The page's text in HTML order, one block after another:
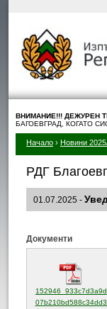
ВНИМАНИЕ!!! ДЕЖУРЕН
БАГОЕВГРАД, КОГАТО
Начало › Новини
РДГ
01.07.2025 -
Документи